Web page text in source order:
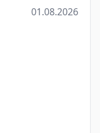
01.08.2026